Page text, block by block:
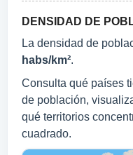
DENSIDAD DE
La densidad de
habs/km².
Consulta qué países
de población,
qué territorios
cuadrado.